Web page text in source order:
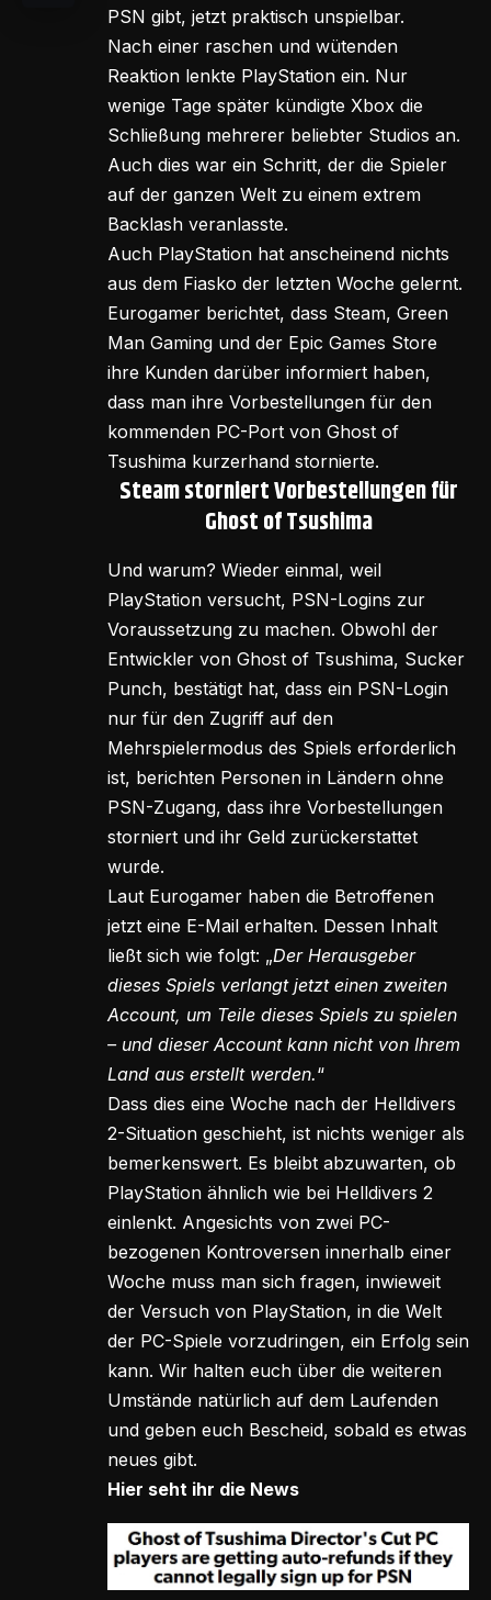
PSN gibt, jetzt praktisch unspielbar.
Nach einer raschen und wütenden
Reaktion lenkte PlayStation ein. Nur
wenige Tage später kündigte Xbox die
Schließung mehrerer beliebter Studios an.
Auch dies war ein Schritt, der die Spieler
auf der ganzen Welt zu einem extrem
Backlash veranlasste.
Auch PlayStation hat anscheinend nichts
aus dem Fiasko der letzten Woche gelernt.
Eurogamer berichtet, dass Steam, Green
Man Gaming und der Epic Games Store
ihre Kunden darüber informiert haben,
dass man ihre Vorbestellungen für den
kommenden PC-Port von Ghost of
Tsushima kurzerhand stornierte.
Steam storniert Vorbestellungen für
Ghost of Tsushima
Und warum? Wieder einmal, weil
PlayStation versucht, PSN-Logins zur
Voraussetzung zu machen. Obwohl der
Entwickler von Ghost of Tsushima, Sucker
Punch, bestätigt hat, dass ein PSN-Login
nur für den Zugriff auf den
Mehrspielermodus des Spiels erforderlich
ist, berichten Personen in Ländern ohne
PSN-Zugang, dass ihre Vorbestellungen
storniert und ihr Geld zurückerstattet
wurde.
Laut Eurogamer haben die Betroffenen
jetzt eine E-Mail erhalten. Dessen Inhalt
ließt sich wie folgt: „Der Herausgeber
dieses Spiels verlangt jetzt einen zweiten
Account, um Teile dieses Spiels zu spielen
– und dieser Account kann nicht von Ihrem
Land aus erstellt werden.“
Dass dies eine Woche nach der Helldivers
2-Situation geschieht, ist nichts weniger als
bemerkenswert. Es bleibt abzuwarten, ob
PlayStation ähnlich wie bei Helldivers 2
einlenkt. Angesichts von zwei PC-
bezogenen Kontroversen innerhalb einer
Woche muss man sich fragen, inwieweit
der Versuch von PlayStation, in die Welt
der PC-Spiele vorzudringen, ein Erfolg sein
kann. Wir halten euch über die weiteren
Umstände natürlich auf dem Laufenden
und geben euch Bescheid, sobald es etwas
neues gibt.
Hier seht ihr die News